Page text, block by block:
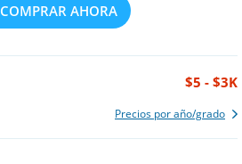
COMPRAR AHORA
$5 - $3K
Precios por año/grado